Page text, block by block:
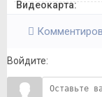
Видеокарта:
Войдите: